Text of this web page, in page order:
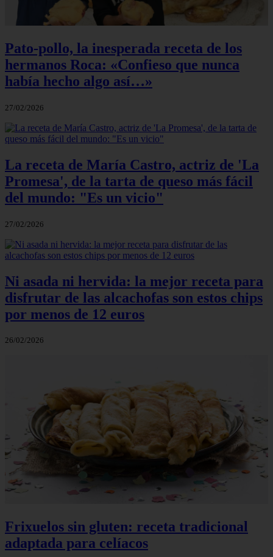
Pato-pollo, la inesperada receta de los
hermanos Roca: «Confieso que nunca
había hecho algo así…»
27/02/2026
La receta de María Castro, actriz de 'La
Promesa', de la tarta de queso más fácil
del mundo: "Es un vicio"
27/02/2026
Ni asada ni hervida: la mejor receta para
disfrutar de las alcachofas son estos chips
por menos de 12 euros
26/02/2026
Frixuelos sin gluten: receta tradicional
adaptada para celíacos